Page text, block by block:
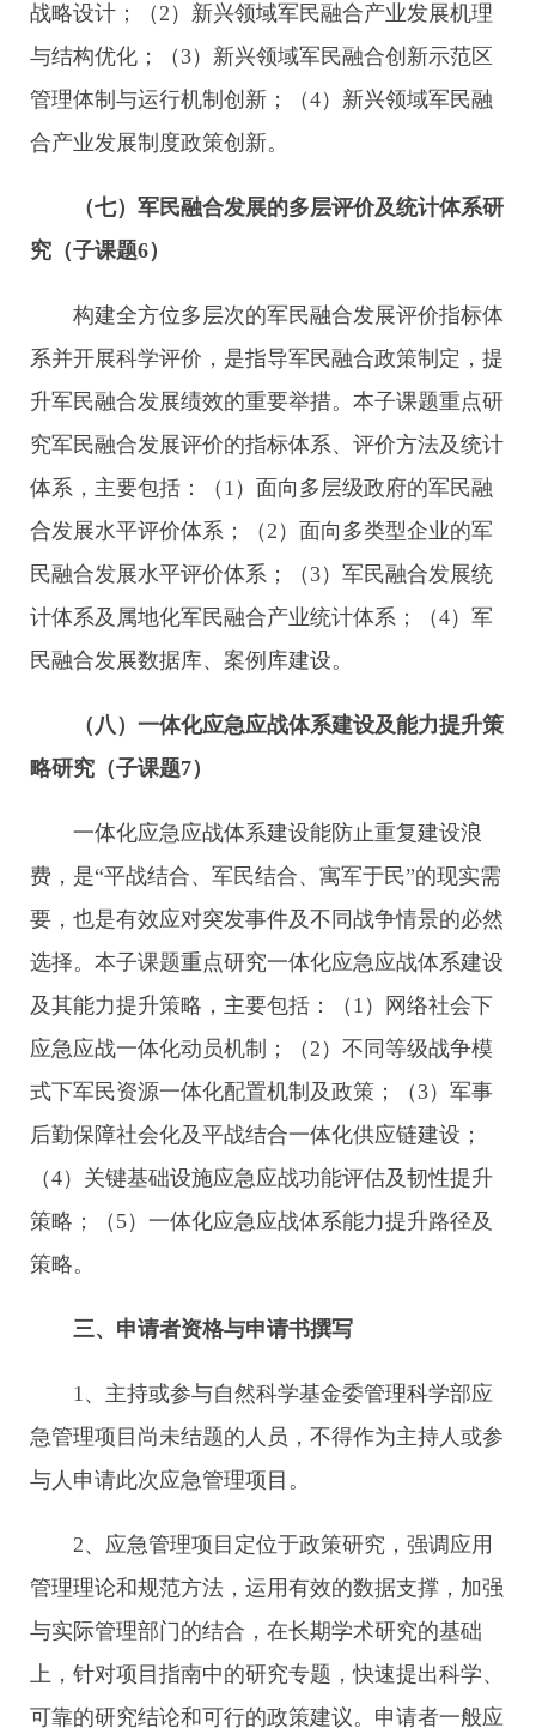
战略设计；（2）新兴领域军民融合产业发展机理
与结构优化；（3）新兴领域军民融合创新示范区
管理体制与运行机制创新；（4）新兴领域军民融
合产业发展制度政策创新。
（七）军民融合发展的多层评价及统计体系研
究（子课题6）
构建全方位多层次的军民融合发展评价指标体
系并开展科学评价，是指导军民融合政策制定，提
升军民融合发展绩效的重要举措。本子课题重点研
究军民融合发展评价的指标体系、评价方法及统计
体系，主要包括：（1）面向多层级政府的军民融
合发展水平评价体系；（2）面向多类型企业的军
民融合发展水平评价体系；（3）军民融合发展统
计体系及属地化军民融合产业统计体系；（4）军
民融合发展数据库、案例库建设。
（八）一体化应急应战体系建设及能力提升策
略研究（子课题7）
一体化应急应战体系建设能防止重复建设浪
费，是“平战结合、军民结合、寓军于民”的现实需
要，也是有效应对突发事件及不同战争情景的必然
选择。本子课题重点研究一体化应急应战体系建设
及其能力提升策略，主要包括：（1）网络社会下
应急应战一体化动员机制；（2）不同等级战争模
式下军民资源一体化配置机制及政策；（3）军事
后勤保障社会化及平战结合一体化供应链建设；
（4）关键基础设施应急应战功能评估及韧性提升
策略；（5）一体化应急应战体系能力提升路径及
策略。
三、申请者资格与申请书撰写
1、主持或参与自然科学基金委管理科学部应
急管理项目尚未结题的人员，不得作为主持人或参
与人申请此次应急管理项目。
2、应急管理项目定位于政策研究，强调应用
管理理论和规范方法，运用有效的数据支撑，加强
与实际管理部门的结合，在长期学术研究的基础
上，针对项目指南中的研究专题，快速提出科学、
可靠的研究结论和可行的政策建议。申请者一般应